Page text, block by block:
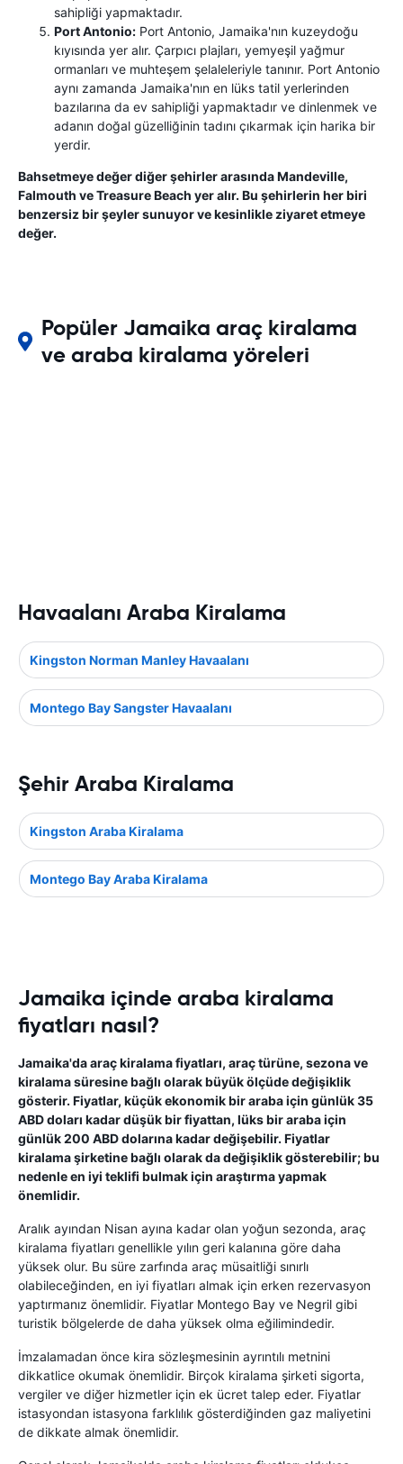
sahipliği yapmaktadır.
Port Antonio: Port Antonio, Jamaika'nın kuzeydoğu
kıyısında yer alır. Çarpıcı plajları, yemyeşil yağmur
ormanları ve muhteşem şelaleleriyle tanınır. Port Antonio
aynı zamanda Jamaika'nın en lüks tatil yerlerinden
bazılarına da ev sahipliği yapmaktadır ve dinlenmek ve
adanın doğal güzelliğinin tadını çıkarmak için harika bir
yerdir.
Bahsetmeye değer diğer şehirler arasında Mandeville,
Falmouth ve Treasure Beach yer alır. Bu şehirlerin her biri
benzersiz bir şeyler sunuyor ve kesinlikle ziyaret etmeye
değer.
Popüler Jamaika araç kiralama
ve araba kiralama yöreleri
Havaalanı Araba Kiralama
Kingston Norman Manley Havaalanı
Montego Bay Sangster Havaalanı
Şehir Araba Kiralama
Kingston Araba Kiralama
Montego Bay Araba Kiralama
Jamaika içinde araba kiralama
fiyatları nasıl?
Jamaika'da araç kiralama fiyatları, araç türüne, sezona ve
kiralama süresine bağlı olarak büyük ölçüde değişiklik
gösterir. Fiyatlar, küçük ekonomik bir araba için günlük 35
ABD doları kadar düşük bir fiyattan, lüks bir araba için
günlük 200 ABD dolarına kadar değişebilir. Fiyatlar
kiralama şirketine bağlı olarak da değişiklik gösterebilir; bu
nedenle en iyi teklifi bulmak için araştırma yapmak
önemlidir.
Aralık ayından Nisan ayına kadar olan yoğun sezonda, araç
kiralama fiyatları genellikle yılın geri kalanına göre daha
yüksek olur. Bu süre zarfında araç müsaitliği sınırlı
olabileceğinden, en iyi fiyatları almak için erken rezervasyon
yaptırmanız önemlidir. Fiyatlar Montego Bay ve Negril gibi
turistik bölgelerde de daha yüksek olma eğilimindedir.
İmzalamadan önce kira sözleşmesinin ayrıntılı metnini
dikkatlice okumak önemlidir. Birçok kiralama şirketi sigorta,
vergiler ve diğer hizmetler için ek ücret talep eder. Fiyatlar
istasyondan istasyona farklılık gösterdiğinden gaz maliyetini
de dikkate almak önemlidir.